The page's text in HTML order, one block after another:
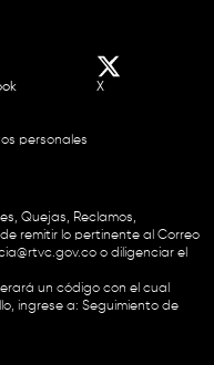
X
personales
Quejas, Reclamos,
remitir lo pertinente al Correo
o diligenciar el
un código con el cual
ingrese a: Seguimiento de